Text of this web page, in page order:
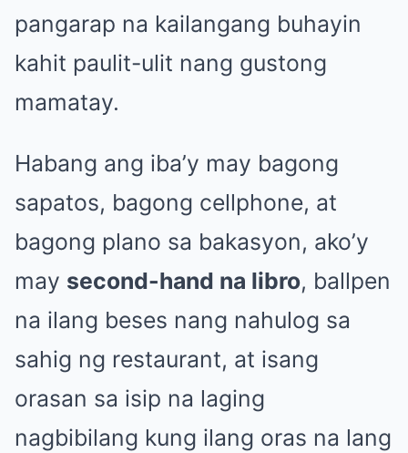
pangarap na kailangang buhayin
kahit paulit-ulit nang gustong
mamatay.
Habang ang iba’y may bagong
sapatos, bagong cellphone, at
bagong plano sa bakasyon, ako’y
may second-hand na libro, ballpen
na ilang beses nang nahulog sa
sahig ng restaurant, at isang
orasan sa isip na laging
nagbibilang kung ilang oras na lang